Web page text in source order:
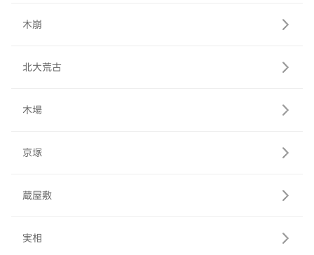
木崩
北大荒古
木場
京塚
蔵屋敷
実相